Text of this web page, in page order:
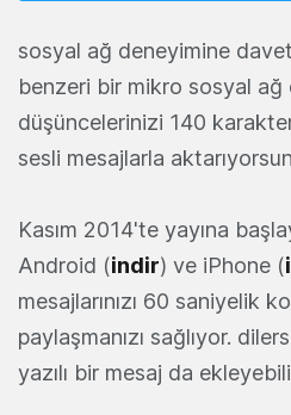
sosyal ağ deneyimine
benzeri bir mikro sosyal
düşüncelerinizi 140
sesli mesajlarla
Kasım 2014'te yayına
Android (indir) ve iPhone (
mesajlarınızı 60 saniyelik
paylaşmanızı sağlıyor.
yazılı bir mesaj da